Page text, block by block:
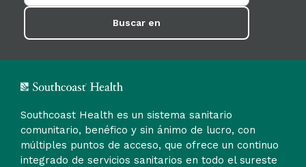
Buscar en
Southcoast Health es un sistema sanitario
comunitario, benéfico y sin ánimo de lucro, con
múltiples puntos de acceso, que ofrece un continuo
integrado de servicios sanitarios en todo el sureste